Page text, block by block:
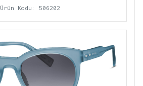
Ürün Kodu: 506202